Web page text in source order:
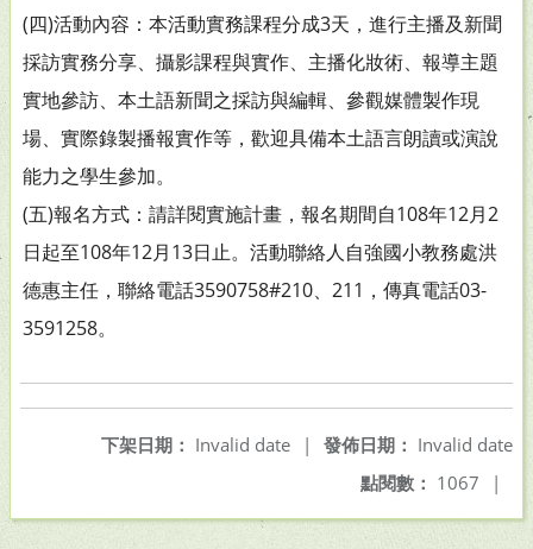
(四)活動內容：本活動實務課程分成3天，進行主播及新聞
採訪實務分享、攝影課程與實作、主播化妝術、報導主題
實地參訪、本土語新聞之採訪與編輯、參觀媒體製作現
場、實際錄製播報實作等，歡迎具備本土語言朗讀或演說
能力之學生參加。
(五)報名方式：請詳閱實施計畫，報名期間自108年12月2
日起至108年12月13日止。活動聯絡人自強國小教務處洪
德惠主任，聯絡電話3590758#210、211，傳真電話03-
3591258。
發佈日期： Invalid date
下架日期： Invalid date
|
點閱數： 1067 |